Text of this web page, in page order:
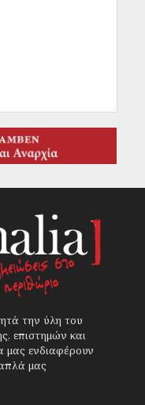
την ύλη του
επιστημών και
μας ενδιαφέρουν
μας